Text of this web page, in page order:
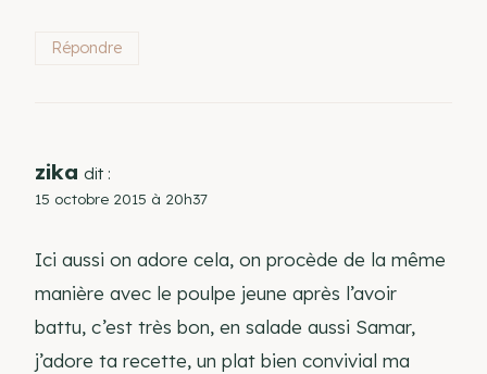
Répondre
zika dit :
15 octobre 2015 à 20h37
Ici aussi on adore cela, on procède de la même
manière avec le poulpe jeune après l’avoir
battu, c’est très bon, en salade aussi Samar,
j’adore ta recette, un plat bien convivial ma